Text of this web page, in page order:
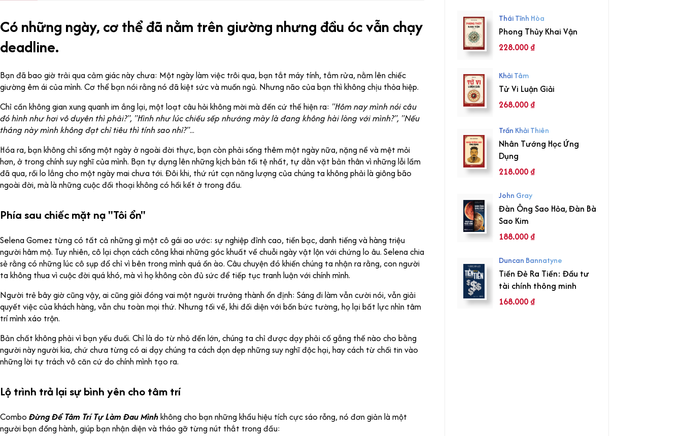
Có những ngày, cơ thể đã nằm trên giường nhưng đầu óc vẫn chạy
deadline.
Bạn đã bao giờ trải qua cảm giác này chưa: Một ngày làm việc trôi qua, bạn tắt máy tính, tắm rửa, nằm lên chiếc
giường êm ái của mình. Cơ thể bạn nói rằng nó đã kiệt sức và muốn ngủ. Nhưng não của bạn thì không chịu thỏa hiệp.
Chỉ cần không gian xung quanh im ắng lại, một loạt câu hỏi không mời mà đến cứ thế hiện ra: "Hôm nay mình nói câu
đó hình như hơi vô duyên thì phải?", "Hình như lúc chiều sếp nhướng mày là đang không hài lòng với mình?", "Nếu
tháng này mình không đạt chỉ tiêu thì tính sao nhỉ?"...
Hóa ra, bạn không chỉ sống một ngày ở ngoài đời thực, bạn còn phải sống thêm một ngày nữa, nặng nề và mệt mỏi
hơn, ở trong chính suy nghĩ của mình. Bạn tự dựng lên những kịch bản tồi tệ nhất, tự dằn vặt bản thân vì những lỗi lầm
đã qua, rồi lo lắng cho một ngày mai chưa tới. Đôi khi, thứ rút cạn năng lượng của chúng ta không phải là giông bão
ngoài đời, mà là những cuộc đối thoại không có hồi kết ở trong đầu.
Phía sau chiếc mặt nạ "Tôi ổn"
Selena Gomez từng có tất cả những gì một cô gái ao ước: sự nghiệp đỉnh cao, tiền bạc, danh tiếng và hàng triệu
người hâm mộ. Tuy nhiên, cô lại chọn cách công khai những góc khuất về chuỗi ngày vật lộn với chứng lo âu. Selena chia
sẻ rằng có những lúc cô sụp đổ chỉ vì bên trong mình quá ồn ào. Câu chuyện đó khiến chúng ta nhận ra rằng, con người
ta không thua vì cuộc đời quá khó, mà vì họ không còn đủ sức để tiếp tục tranh luận với chính mình.
Người trẻ bây giờ cũng vậy, ai cũng giỏi đóng vai một người trưởng thành ổn định: Sáng đi làm vẫn cười nói, vẫn giải
quyết việc của khách hàng, vẫn chu toàn mọi thứ. Nhưng tối về, khi đối diện với bốn bức tường, họ lại bất lực nhìn tâm
trí mình xáo trộn.
Bản chất không phải vì bạn yếu đuối. Chỉ là do từ nhỏ đến lớn, chúng ta chỉ được dạy phải cố gắng thế nào cho bằng
người này người kia, chứ chưa từng có ai dạy chúng ta cách dọn dẹp những suy nghĩ độc hại, hay cách từ chối tin vào
những lời tự trách vô căn cứ do chính mình tạo ra.
Lộ trình trả lại sự bình yên cho tâm trí
Combo Đừng Để Tâm Trí Tự Làm Đau Mìnhkhông cho bạn những khẩu hiệu tích cực sáo rỗng, nó đơn giản là một
người bạn đồng hành, giúp bạn nhận diện và tháo gỡ từng nút thắt trong đầu:
Thái Tĩnh Hòa
Phong Thủy Khai Vận
228.000₫
Khải Tâm
Tử Vi Luận Giải
268.000₫
Trần Khải Thiên
Nhân Tướng Học Ứng
Dụng
218.000₫
John Gray
Đàn Ông Sao Hỏa, Đàn Bà
Sao Kim
188.000₫
Duncan Bannatyne
Tiền Đẻ Ra Tiền: Đầu tư
tài chính thông minh
168.000₫